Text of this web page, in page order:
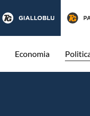
Economia